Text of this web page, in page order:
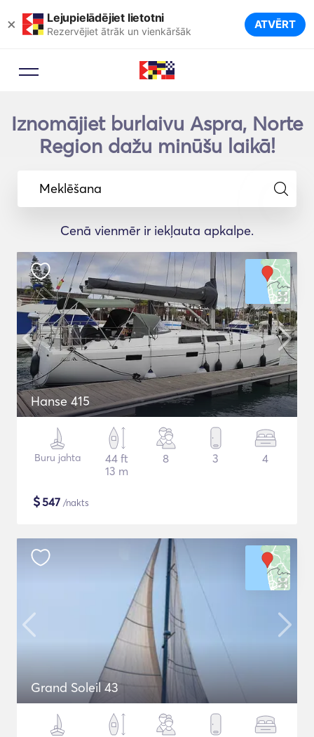
× Lejupielādējiet lietotni
Rezervējiet ātrāk un vienkāršāk ATVĒRT
Iznomājiet burlaivu Aspra, Norte
Region dažu minūšu laikā!
Meklēšana
Cenā vienmēr ir iekļauta apkalpe.
Hanse 415
Buru jahta
44 ft
13 m
8 3 4
$547 /nakts
Grand Soleil 43